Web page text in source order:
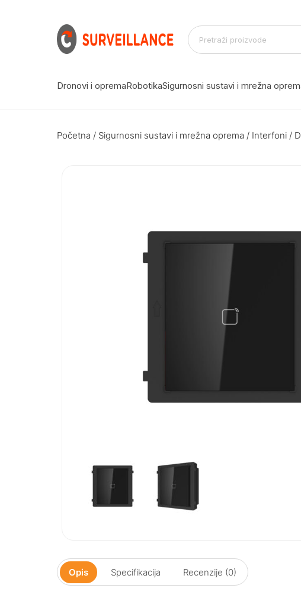
Dronovi i opremaRobotikaSigurnosni sustavi i mrežna
Početna / Sigurnosni sustavi i mrežna oprema / Interfoni /
Opis Specifikacija Recenzije (0)